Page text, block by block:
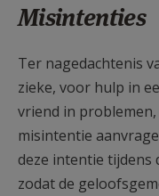
Misintenties
Ter nagedachtenis
zieke, voor hulp in
vriend in
misintentie
deze intentie tijdens
zodat de